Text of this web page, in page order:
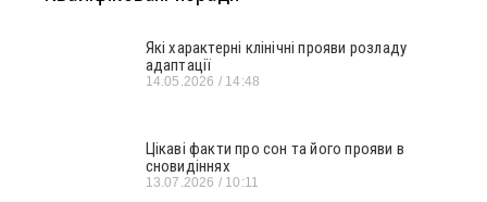
Які характерні клінічні прояви розладу
адаптації
14.05.2026 14:48
Цікаві факти про сон та його прояви в
сновидіннях
13.07.2026 10:11